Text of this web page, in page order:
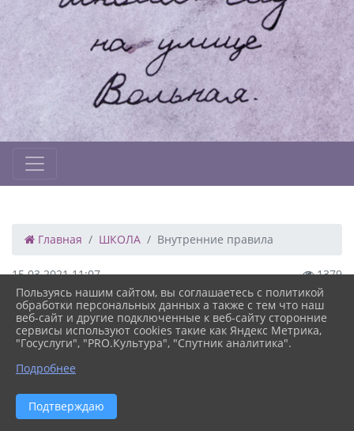
Главная ШКОЛА Внутренние правила
15.03.2021 11:07 1379
ВНУТРЕННИЕ ПРАВИЛА
Внутренние правила в нашей школе-сад касаются всех
участников образовательного процесса: педагогов,
воспитателей, административных работников,
обслуживающего персонала, детей, их родителей и
родственников, а также детей и взрослых, приходящих в
мероприятия, проводимые школой-сад. Правила созданы
для того, чтобы через их исполнение и осознание своей
Пользуясь нашим сайтом, вы соглашаетесь с политикой
обработки персональных данных а также с тем что наш
веб-сайт и другие подключенные к веб-сайту сторонние
сервисы используют cookies такие как Яндекс Метрика,
"Госуслуги", "PRO.Культура", "Спутник аналитика".
Подробнее
Подтверждаю